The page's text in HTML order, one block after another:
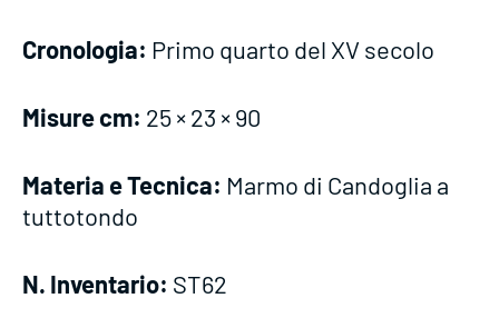
Cronologia: Primo quarto del XV secolo
Misure cm: 25 × 23 × 90
Materia e Tecnica: Marmo di Candoglia a
tuttotondo
N. Inventario: ST62